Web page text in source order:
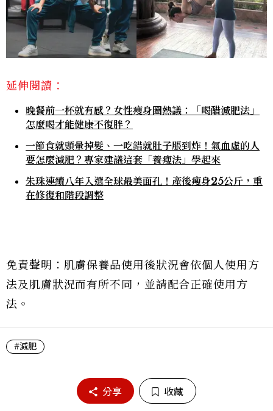
延伸閱讀：
晚餐前一杯就有感？女性瘦身圈熱議：「喝醋減肥法」
怎麼喝才能健康不復胖？
一節食就頭暈掉髮、一吃錯就肚子脹到炸！氣血虛的人
要怎麼減肥？專家建議這套「養瘦法」學起來
朱珠連續八年入選全球最美面孔！產後瘦身25公斤，重
在修復和階段調整
免責聲明：肌膚保養品使用後狀況會依個人使用方
法及肌膚狀況而有所不同，並請配合正確使用方
法。
#減肥
分享 收藏